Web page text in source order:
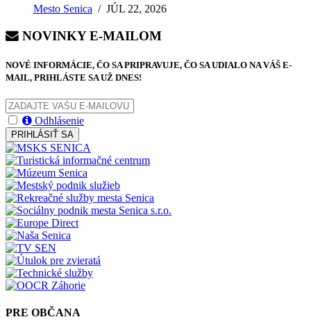
Mesto Senica /JÚL 22, 2026
NOVINKY E-MAILOM
NOVÉ INFORMÁCIE, ČO SA PRIPRAVUJE, ČO SA UDIALO NA VÁŠ E-
MAIL, PRIHLÁSTE SA UŽ DNES!
Odhlásenie
PRIHLÁSIŤ SA
PRE OBČANA